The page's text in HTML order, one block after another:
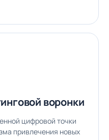
воронки
цифровой точки
привлечения новых